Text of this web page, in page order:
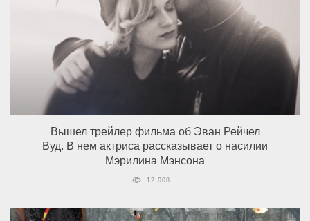
Вышел трейлер фильма об Эван Рейчел
Вуд. В нем актриса рассказывает о насилии
Мэрилина Мэнсона
12 008